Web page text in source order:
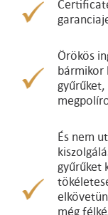
Örökös
bármikor
És nem
gyűrűket
még